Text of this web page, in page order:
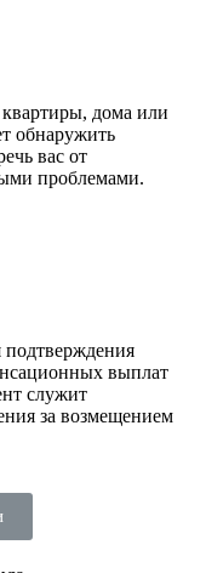
дома или
обнаружить
вас от
проблемами.
подтверждения
выплат
служит
за возмещением